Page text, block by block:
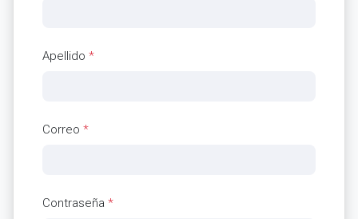
Apellido *
Correo *
Contraseña *